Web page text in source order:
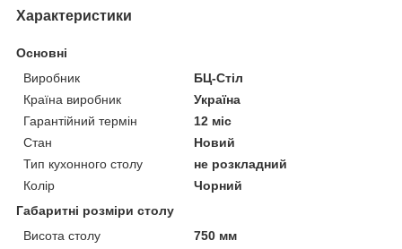
Характеристики
Основні
Виробник
БЦ-Стіл
Країна виробник
Україна
Гарантійний термін
12 міс
Стан
Новий
Тип кухонного столу
не розкладний
Колір
Чорний
Габаритні розміри столу
Висота столу
750 мм